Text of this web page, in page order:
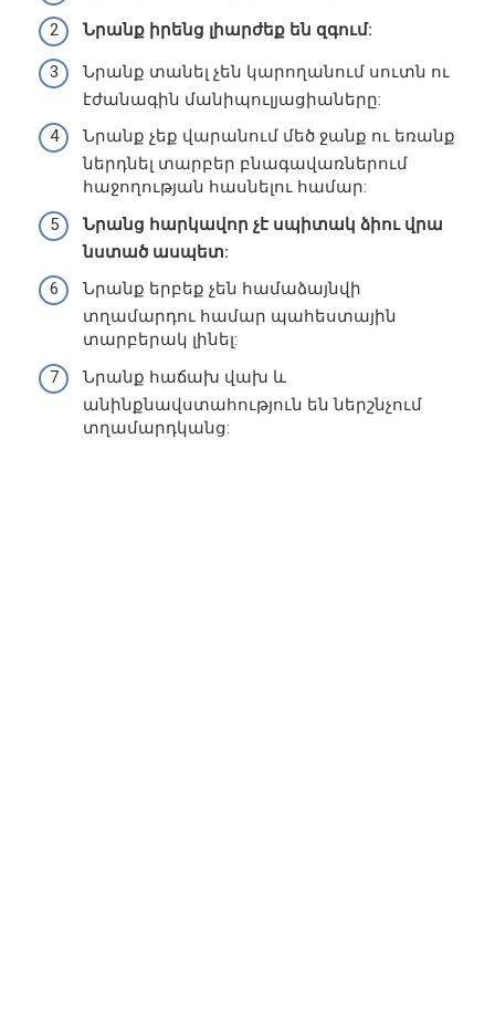
Նրանք իրենց լիարժեք են զգում:
Նրանք տանել չեն կարողանում սուտն ու
էժանագին մանիպուլյացիաները:
Նրանք չեք վարանում մեծ ջանք ու եռանք
ներդնել տարբեր բնագավառներում
հաջողության հասնելու համար:
Նրանց հարկավոր չէ սպիտակ ձիու վրա
նստած ասպետ:
Նրանք երբեք չեն համաձայնվի
տղամարդու համար պահեստային
տարբերակ լինել:
Նրանք հաճախ վախ և
անինքնավստահություն են ներշնչում
տղամարդկանց: